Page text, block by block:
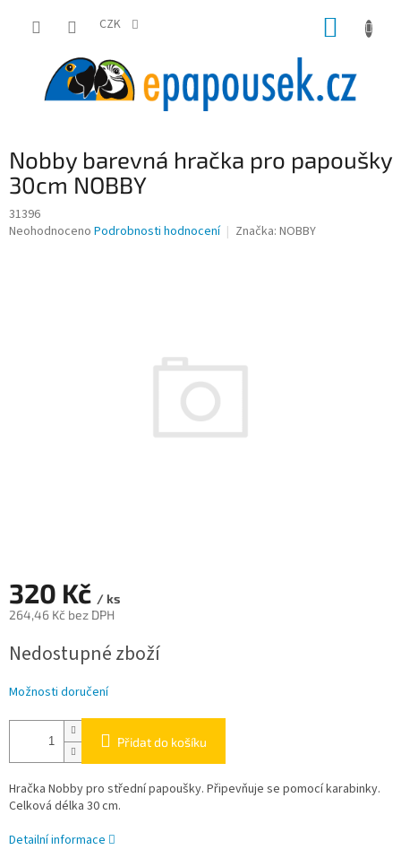
CZK
Nobby barevná hračka pro papoušky
30cm NOBBY
31396
Průměrné
Neohodnoceno Podrobnosti hodnocení Značka: NOBBY
320 Kč / ks
264,46 Kč bez DPH
cena:
Nedostupné zboží
Možnosti doručení
Přidat do košíku
Hračka Nobby pro střední papoušky. Připevňuje se pomocí karabinky.
Celková délka 30 cm.
Detailní informace